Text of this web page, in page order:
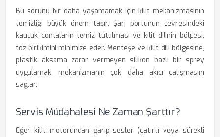
Bu sorunu bir daha yaşamamak için kilit mekanizmasının
temizliği büyük önem taşır. Şarj portunun çevresindeki
kauçuk contaların temiz tutulması ve kilit dilinin bölgesi,
toz birikimini minimize eder. Menteşe ve kilit dili bölgesine,
plastik aksama zarar vermeyen silikon bazlı bir sprey
uygulamak, mekanizmanın çok daha akıcı çalışmasını
sağlar.
Servis Müdahalesi Ne Zaman Şarttır?
Eğer kilit motorundan garip sesler (çatırtı veya sürekli